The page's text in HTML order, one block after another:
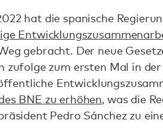
hat die spanische
gebracht. Der neue
zufolge zum ersten Mal in
BNE zu erhöhen, was die
Pedro Sánchez zu